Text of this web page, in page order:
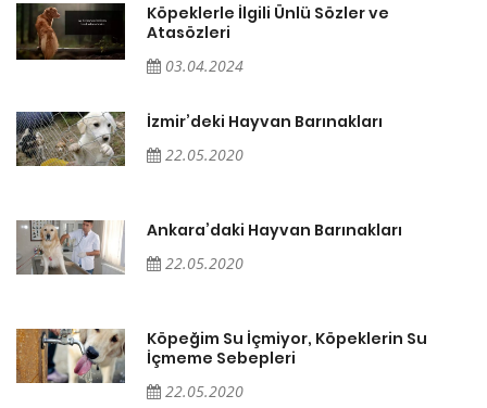
Köpeklerle İlgili Ünlü Sözler ve
Atasözleri
03.04.2024
İzmir’deki Hayvan Barınakları
22.05.2020
Ankara’daki Hayvan Barınakları
22.05.2020
Köpeğim Su İçmiyor, Köpeklerin Su
İçmeme Sebepleri
22.05.2020